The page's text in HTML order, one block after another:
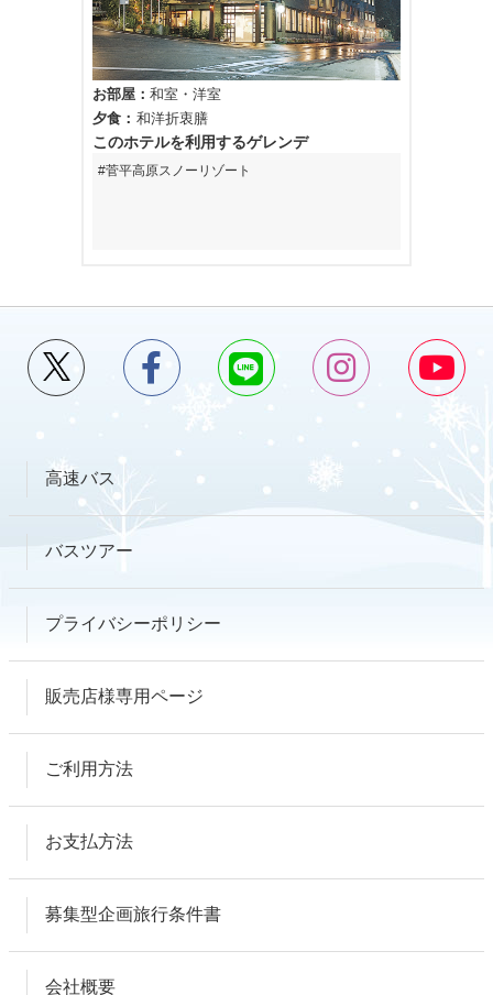
お部屋 和室
洋室
夕食
和洋折衷膳
このホテルを利用するゲレンデ
菅平高原スノーリゾート
高速バス
バスツアー
プライバシーポリシー
販売店様専用ページ
ご利用方法
お支払方法
募集型企画旅行条件書
会社概要